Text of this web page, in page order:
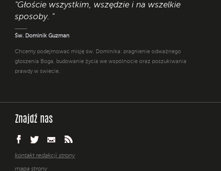
"Głoście wszystkim, wszędzie i na wszelkie
sposoby. "
Św. Dominik Guzman
Chcemy podejmować misję św. Dominika: pragnienie odważnego
głoszenia Boga, budowanie życia we wspólnocie oraz poszukiwania
prawdy w świecie.
Znajdź nas
kontakt redakcji strony
mapa strony